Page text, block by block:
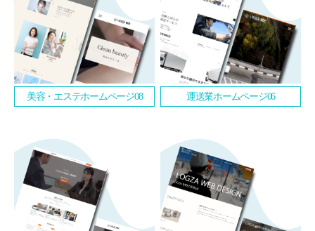
美容・エステホームページ08 運送業ホームページ06